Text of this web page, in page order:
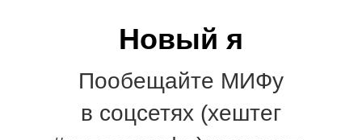
Новый я
Пообещайте МИФу
в соцсетях (хештег